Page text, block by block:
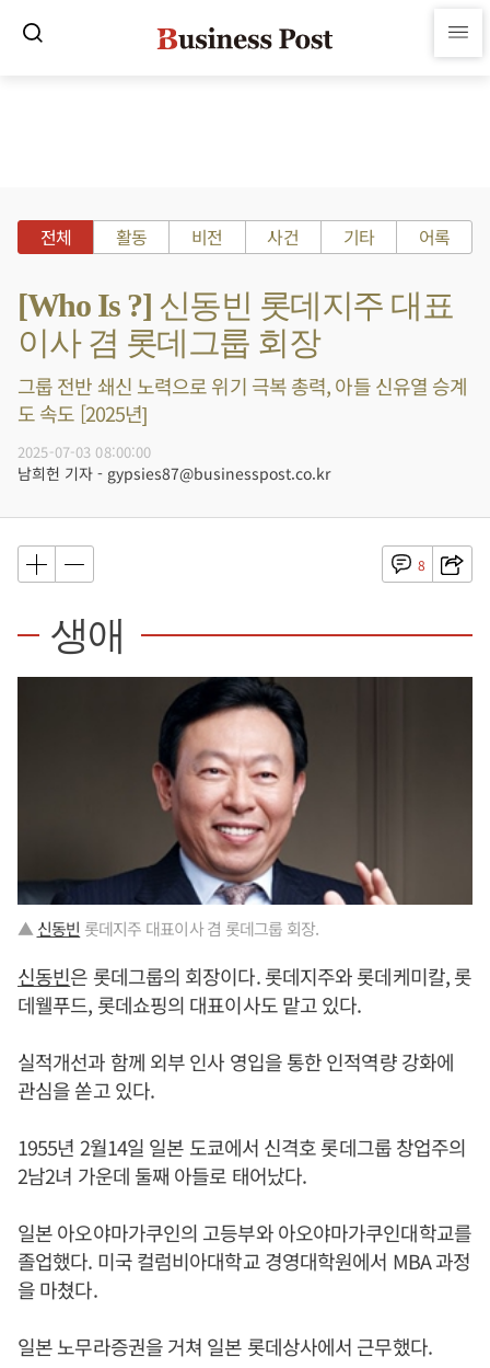
전체 활동 비전 사건 기타 어록
[Who Is ?] 신동빈 롯데지주 대표
이사 겸 롯데그룹 회장
그룹 전반 쇄신 노력으로 위기 극복 총력, 아들 신유열 승계
도 속도 [2025년]
2025-07-03 08:00:00
남희헌 기자 - gypsies87@businesspost.co.kr
8
생애
▲ 신동빈 롯데지주 대표이사 겸 롯데그룹 회장.
신동빈은 롯데그룹의 회장이다. 롯데지주와 롯데케미칼, 롯
데웰푸드, 롯데쇼핑의 대표이사도 맡고 있다.
실적개선과 함께 외부 인사 영입을 통한 인적역량 강화에
관심을 쏟고 있다.
1955년 2월14일 일본 도쿄에서 신격호 롯데그룹 창업주의
2남2녀 가운데 둘째 아들로 태어났다.
일본 아오야마가쿠인의 고등부와 아오야마가쿠인대학교를
졸업했다. 미국 컬럼비아대학교 경영대학원에서 MBA 과정
을 마쳤다.
일본 노무라증권을 거쳐 일본 롯데상사에서 근무했다.